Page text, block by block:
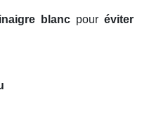
blanc pour éviter